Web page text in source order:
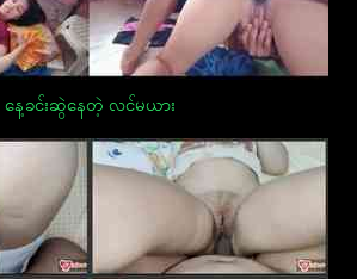
နေ့ခင်းဆွဲနေတဲ့ လင်မယား